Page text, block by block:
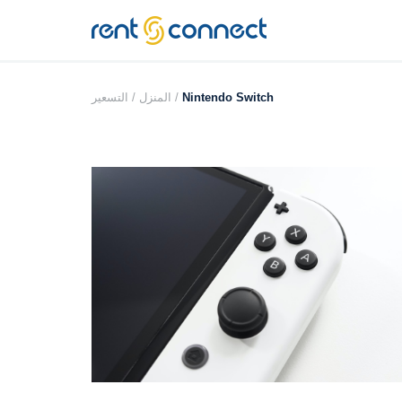
RENT'N
CONNECT
المنزل / التسعير / Nintendo Switch